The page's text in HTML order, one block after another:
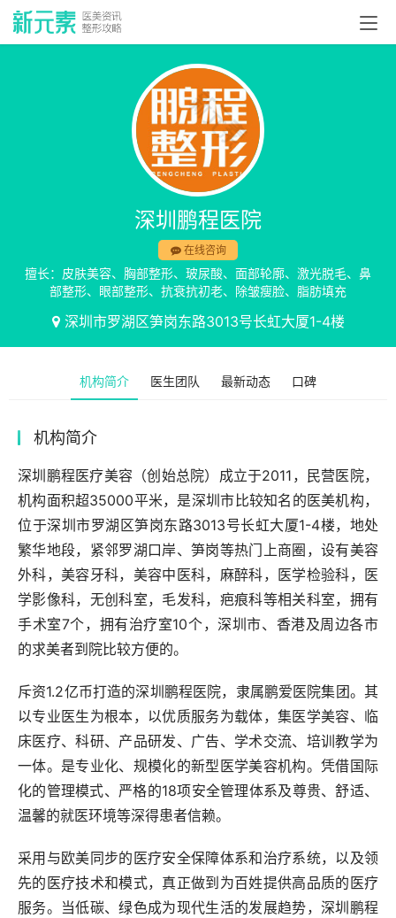
深圳鹏程医院
在线咨询
擅长：皮肤美容、胸部整形、玻尿酸、面部轮廓、激光脱毛、鼻
部整形、眼部整形、抗衰抗初老、除皱瘦脸、脂肪填充
深圳市罗湖区笋岗东路3013号长虹大厦1-4楼
机构简介 医生团队 最新动态 口碑
机构简介
深圳鹏程医疗美容（创始总院）成立于2011，民营医院，
机构面积超35000平米，是深圳市比较知名的医美机构，
位于深圳市罗湖区笋岗东路3013号长虹大厦1-4楼，地处
繁华地段，紧邻罗湖口岸、笋岗等热门上商圈，设有美容
外科，美容牙科，美容中医科，麻醉科，医学检验科，医
学影像科，无创科室，毛发科，疤痕科等相关科室，拥有
手术室7个，拥有治疗室10个，深圳市、香港及周边各市
的求美者到院比较方便的。
斥资1.2亿币打造的深圳鹏程医院，隶属鹏爱医院集团。其
以专业医生为根本，以优质服务为载体，集医学美容、临
床医疗、科研、产品研发、广告、学术交流、培训教学为
一体。是专业化、规模化的新型医学美容机构。凭借国际
化的管理模式、严格的18项安全管理体系及尊贵、舒适、
温馨的就医环境等深得患者信赖。
采用与欧美同步的医疗安全保障体系和治疗系统，以及领
先的医疗技术和模式，真正做到为百姓提供高品质的医疗
服务。当低碳、绿色成为现代生活的发展趋势，深圳鹏程